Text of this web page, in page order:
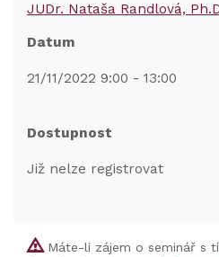
JUDr. Nataša Randlová,
Datum
21/11/2022 9:00 - 13:00
Dostupnost
Již nelze registrovat
Máte-li zájem o seminář s